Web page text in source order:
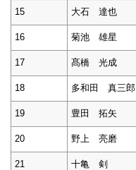
15 大石 達也
16 菊池 雄星
17 髙橋 光成
18 多和田 真三郎
19 豊田 拓矢
20 野上 亮磨
21 十亀 剣